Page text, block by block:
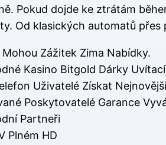
Pokud dojde ke ztrátám
Od klasických automatů
Zážitek Zima Nabídky.
Kasino Bitgold Dárky
Uživatelé Získat
Poskytovatelé Garance
Partneři
Plném HD